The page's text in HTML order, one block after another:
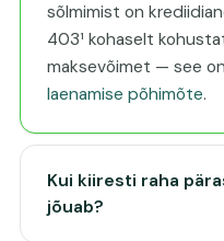
sõlmimist on
403¹ kohaselt
maksevõimet — see on
laenamise põhimõte.
Kui kiiresti raha
jõuab?